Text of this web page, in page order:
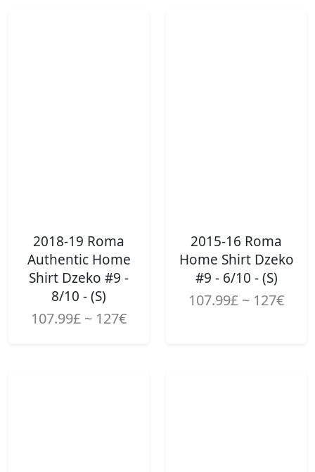
2018-19 Roma
Authentic Home
Shirt Dzeko #9 -
8/10 - (S)
107.99£ ~ 127€
2015-16 Roma
Home Shirt Dzeko
#9 - 6/10 - (S)
107.99£ ~ 127€